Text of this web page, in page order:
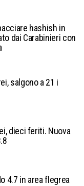
hashish in
dai Carabinieri con
salgono a 21 i
dieci feriti. Nuova
4.7 in area flegrea